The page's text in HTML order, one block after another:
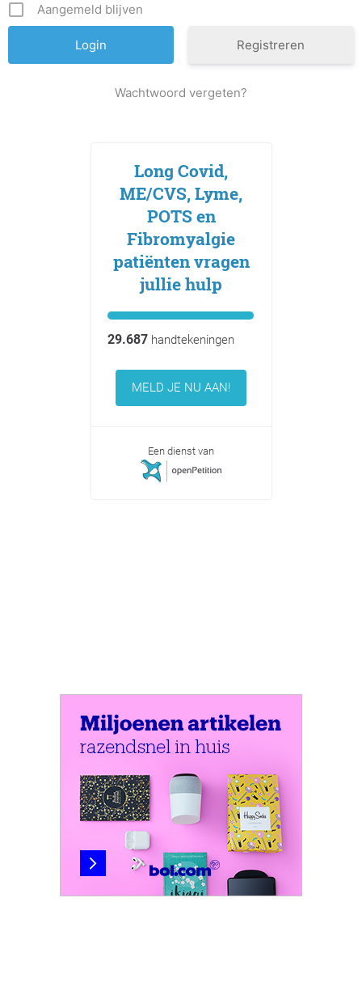
Aangemeld blijven
Registreren
Wachtwoord vergeten?
Long Covid,
ME/CVS, Lyme,
POTS en
Fibromyalgie
patiënten vragen
jullie hulp
29.687handtekeningen
MELD JE NU AAN!
Een dienst van